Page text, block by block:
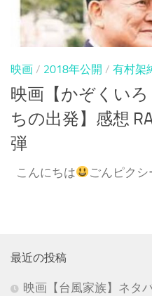
映画 / 2018年公開 / 有村架
映画【かぞくいろ
ちの出発】感想
弾
こんにちは ごんピクシ
最近の投稿
映画【台風家族】ネタ